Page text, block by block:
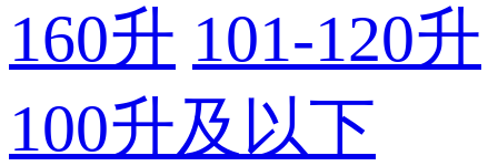
160升 101-120升
100升及以下